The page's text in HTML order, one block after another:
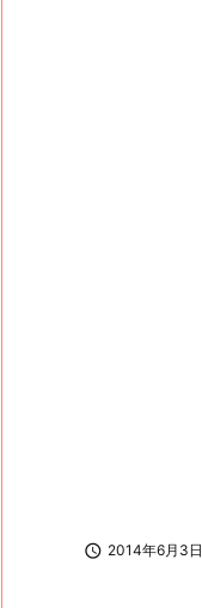
 2014年6月3日